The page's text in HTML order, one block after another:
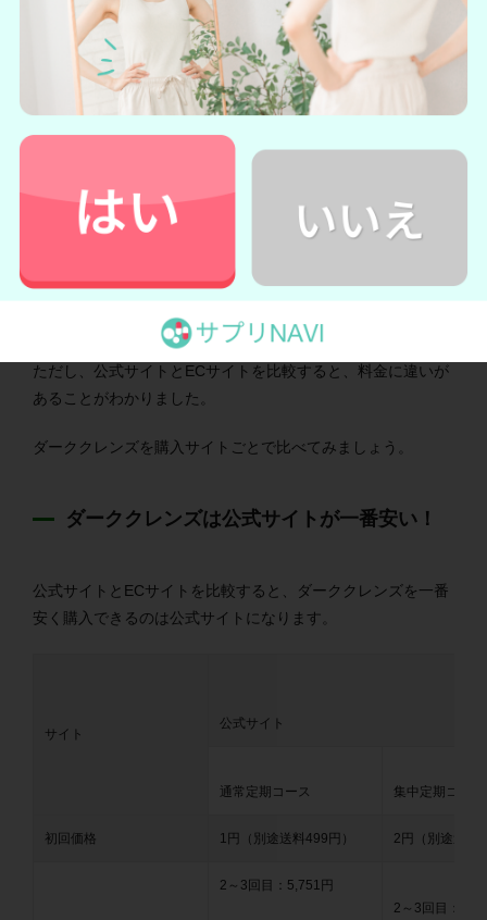
ダーククレンズの詳細を公式サイトで見てみる
【最安値は？】公式・Amazon・楽天
ショップの価格を比較
ダーククレンズは、公式サイトの他Amazon・楽天でも購入可
ただし、公式サイトとECサイトを比較すると、料金に違いが
あることがわかりました。
ダーククレンズを購入サイトごとで比べてみましょう。
ダーククレンズは公式サイトが一番安い！
公式サイトとECサイトを比較すると、ダーククレンズを一番
安く購入できるのは公式サイトになります。
サイト
公式サイト
通常定期コース 集中定期コー
初回価格 1円（別途送料499円） 2円（別途送料
2～3回目：5,751円
2～3回目：